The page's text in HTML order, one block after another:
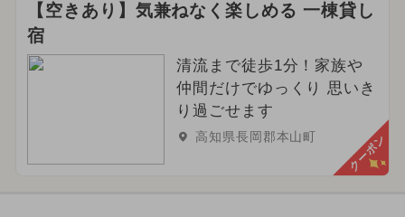
【空きあり】気兼ねなく楽しめる 一棟貸し
宿
清流まで徒歩1分！家族や
仲間だけでゆっくり 思いき
り過ごせます
高知県長岡郡本山町 クーポン